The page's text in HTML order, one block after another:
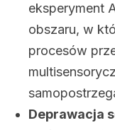
eksperyment
obszaru, w
procesów
Deprawacja